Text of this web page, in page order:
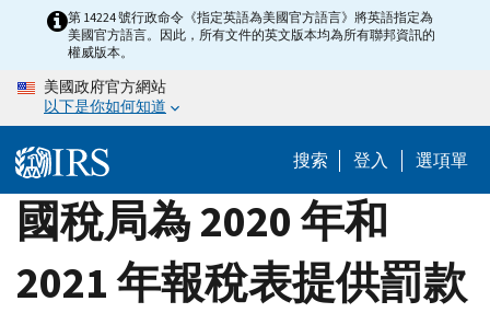
content
第 14224 號行政命令《指定英語為美國官方語言》將英語指定為
美國官方語言。因此，所有文件的英文版本均為所有聯邦資訊的
權威版本。
美國政府官方網站
以下是你如何知道
搜索 登入 選項單
國稅局為 2020 年和
2021 年報稅表提供罰款